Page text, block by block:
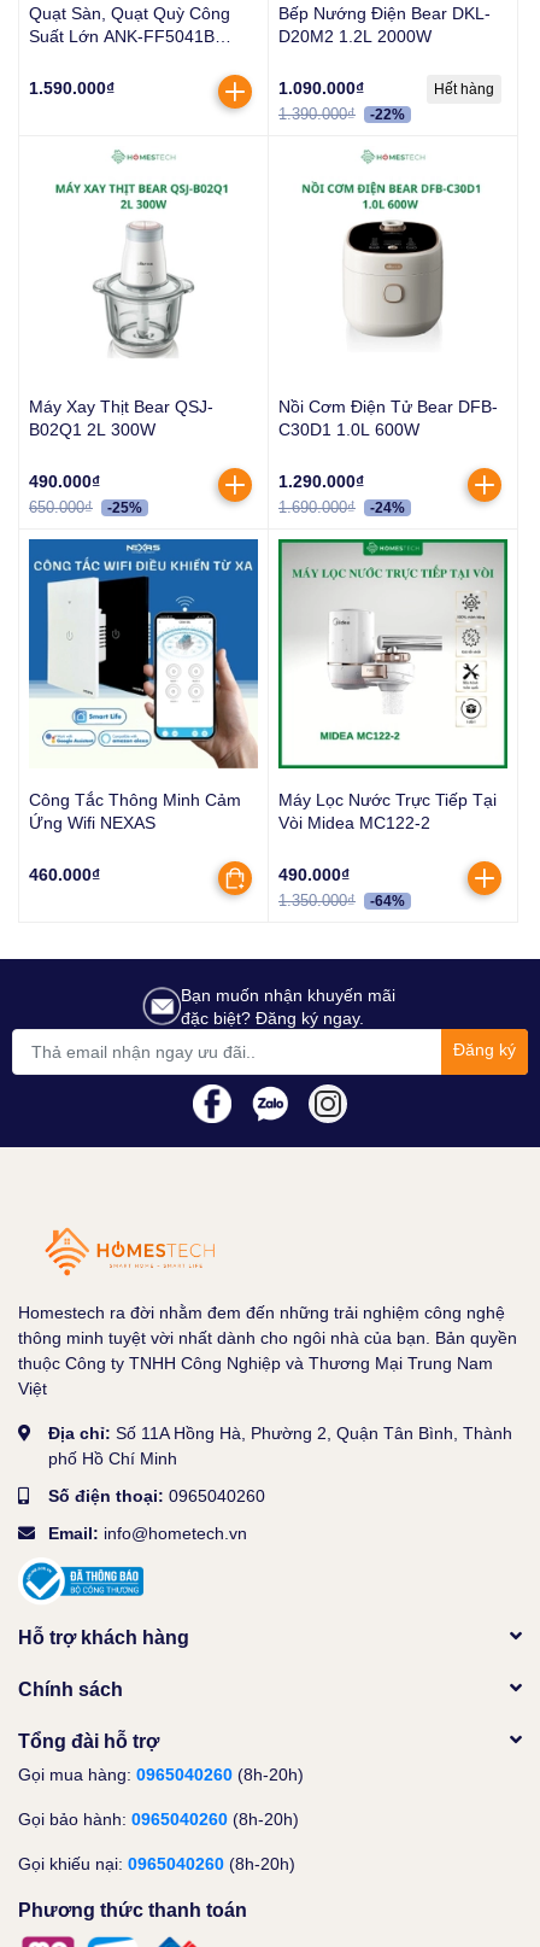
Quạt Sàn, Quạt Quỳ Công
Suất Lớn ANK-FF5041B
1.590.000₫
Bếp Nướng Điện Bear DKL-
D20M2 1.2L 2000W
1.090.000₫
1.390.000₫ -22%
Hết hàng
Máy Xay Thịt Bear QSJ-
B02Q1 2L 300W
490.000₫
650.000₫ -25%
Nồi Cơm Điện Tử Bear DFB-
C30D1 1.0L 600W
1.290.000₫
1.690.000₫ -24%
Công Tắc Thông Minh Cảm
Ứng Wifi NEXAS
460.000₫
Máy Lọc Nước Trực Tiếp Tại
Vòi Midea MC122-2
490.000₫
1.350.000₫ -64%
Bạn muốn nhận khuyến mãi
đặc biệt? Đăng ký ngay.
Đăng ký
Homestech ra đời nhằm đem đến những trải nghiệm công nghệ
thông minh tuyệt vời nhất dành cho ngôi nhà của bạn. Bản quyền
thuộc Công ty TNHH Công Nghiệp và Thương Mại Trung Nam
Việt
Địa chỉ: Số 11A Hồng Hà, Phường 2, Quận Tân Bình, Thành
phố Hồ Chí Minh
Số điện thoại: 0965040260
Email: info@hometech.vn
Hỗ trợ khách hàng
Chính sách
Tổng đài hỗ trợ
Gọi mua hàng: 0965040260 (8h-20h)
Gọi bảo hành: 0965040260 (8h-20h)
Gọi khiếu nại: 0965040260 (8h-20h)
Phương thức thanh toán